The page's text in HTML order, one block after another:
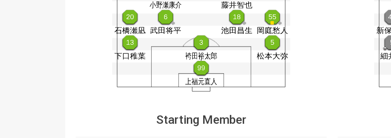
Starting Member